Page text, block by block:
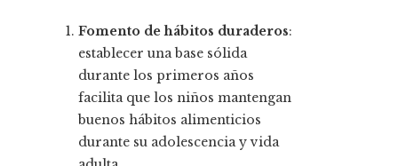
Fomento de hábitos duraderos:
establecer una base sólida
durante los primeros años
facilita que los niños mantengan
buenos hábitos alimenticios
durante su adolescencia y vida